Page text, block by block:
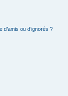
ou d’ignorés ?